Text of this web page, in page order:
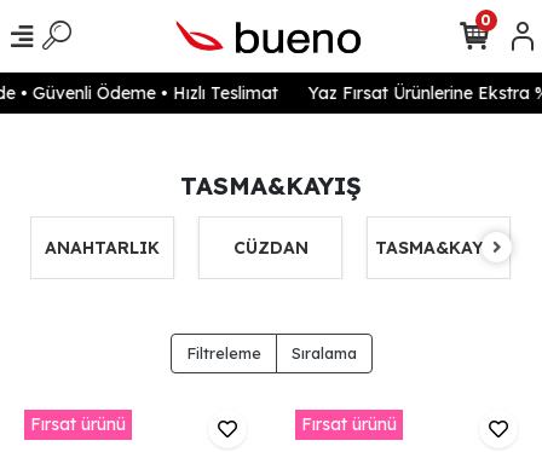
Güvenli Ödeme • Hızlı Teslimat Yaz Fırsat Ürünlerine Ekstra
0
TASMA&KAYIŞ
ANAHTARLIK CÜZDAN TASMA&KAYIŞ
Filtreleme Sıralama
Fırsat ürünü Fırsat ürünü